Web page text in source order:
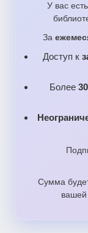
У вас
За
Доступ к
Более
Сумма
вашей